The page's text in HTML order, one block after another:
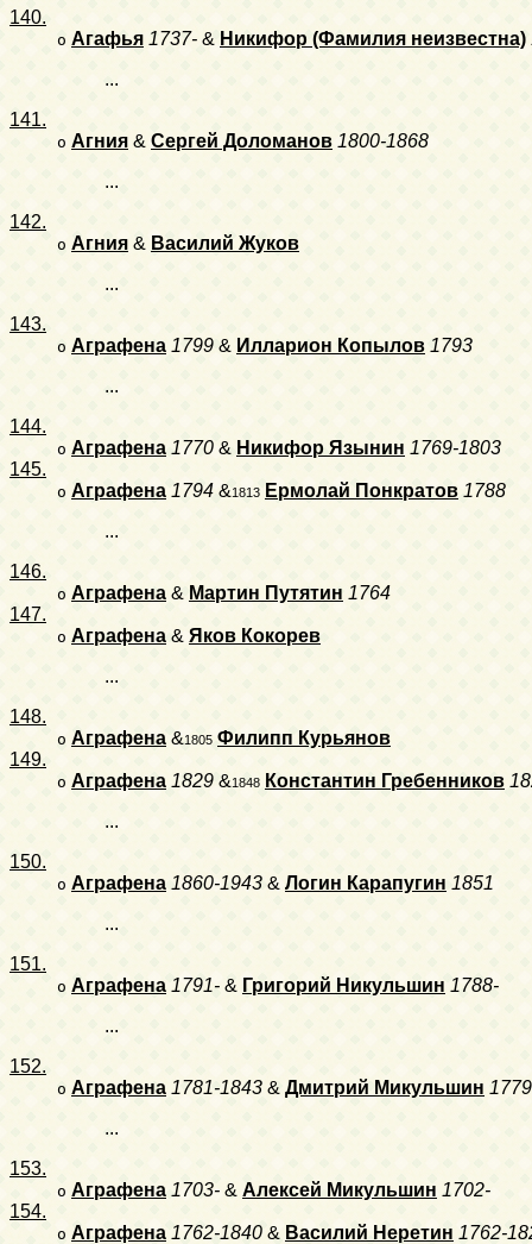
140.
o Агафья 1737- & Никифор (Фамилия неизвестна)
...
141.
o Агния & Сергей Доломанов 1800-1868
...
142.
o Агния & Василий Жуков
...
143.
o Аграфена 1799 & Илларион Копылов 1793
...
144.
o Аграфена 1770 & Никифор Язынин 1769-1803
145.
o Аграфена 1794 &1813 Ермолай Понкратов 1788
...
146.
o Аграфена & Мартин Путятин 1764
147.
o Аграфена & Яков Кокорев
...
148.
o Аграфена &1805 Филипп Курьянов
149.
o Аграфена 1829 &1848 Константин Гребенников
...
150.
o Аграфена 1860-1943 & Логин Карапугин 1851
...
151.
o Аграфена 1791- & Григорий Никульшин 1788-
...
152.
o Аграфена 1781-1843 & Дмитрий Микульшин
...
153.
o Аграфена 1703- & Алексей Микульшин 1702-
154.
o Аграфена 1762-1840 & Василий Неретин 1762-